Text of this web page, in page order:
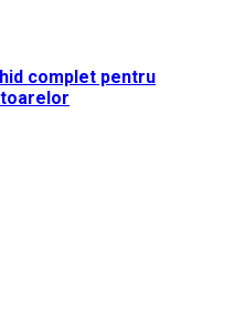
complet pentru